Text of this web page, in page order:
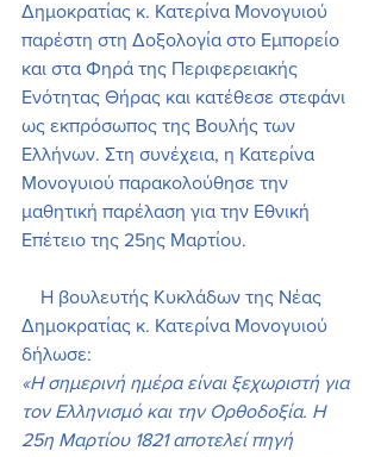
Δημοκρατίας κ. Κατερίνα Μονογυιού
παρέστη στη Δοξολογία στο Εμπορείο
και στα Φηρά της Περιφερειακής
Ενότητας Θήρας και κατέθεσε στεφάνι
ως εκπρόσωπος της Βουλής των
Ελλήνων. Στη συνέχεια, η Κατερίνα
Μονογυιού παρακολούθησε την
μαθητική παρέλαση για την Εθνική
Επέτειο της 25ης Μαρτίου.
Δημοκρατίας κ. Κατερίνα Μονογυιού
δήλωσε:
«Η σημερινή ημέρα είναι ξεχωριστή για
τον Ελληνισμό και την Ορθοδοξία. Η
25η Μαρτίου 1821 αποτελεί πηγή